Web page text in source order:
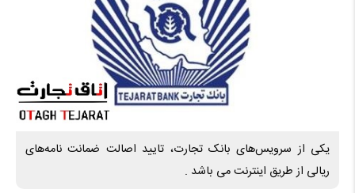
یکی از سرویس‌های بانک تجارت، تایید اصالت ضمانت نامه‌های
ریالی از طریق اینترنت می باشد .